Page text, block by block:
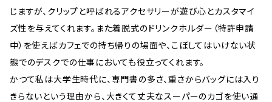
じますが、クリップと呼ばれるアクセサリーが遊び心とカスタマイ
ズ性を与えてくれます。また着脱式のドリンクホルダー（特許申請
中）を使えばカフェでの持ち帰りの場面や、こぼしてはいけない状
態でのデスクでの仕事においても役立ってくれます。
かつて私は大学生時代に、専門書の多さ、重さからバッグには入り
きらないという理由から、大きくて丈夫なスーパーのカゴを使い通